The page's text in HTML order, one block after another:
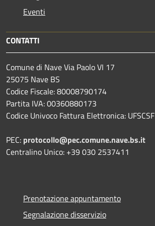
Eventi
CONTATTI
Comune di Nave Via Paolo VI 17
25075 Nave BS
Codice Fiscale: 80008790174
Partita IVA: 00360880173
Codice Univoco Fattura Elettronica: UFSCSF
PEC: protocollo@pec.comune.nave.bs.it
Centralino Unico: +39 030 2537411
Prenotazione appuntamento
Segnalazione disservizio